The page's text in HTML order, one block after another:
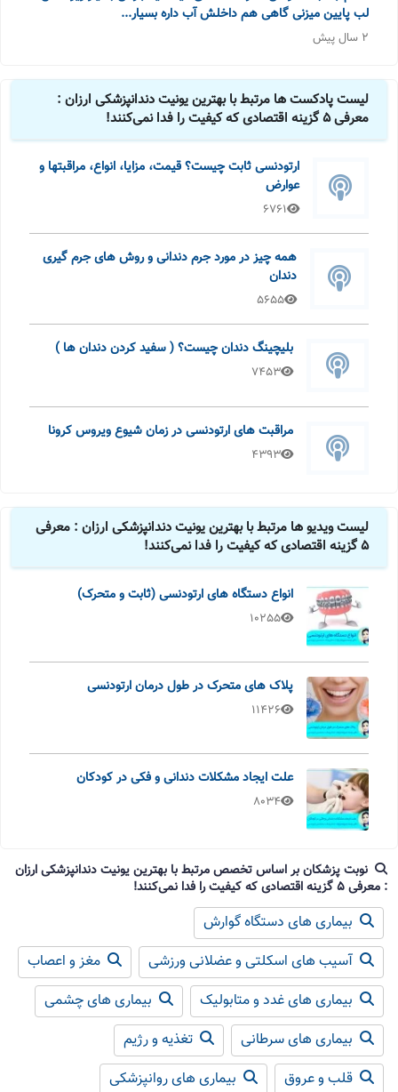
لب پایین میزنی گاهی هم داخلش آب داره بسیار...
2 سال پیش
لیست پادکست ها مرتبط با بهترین یونیت دندانپزشکی ارزان :
معرفی 5 گزینه اقتصادی که کیفیت را فدا نمی‌کنند!
ارتودنسی ثابت چیست؟ قیمت، مزایا، انواع، مراقبتها و
عوارض
6761
همه چیز در مورد جرم دندانی و روش های جرم گیری
دندان
5655
بلیچینگ دندان چیست؟ ( سفید کردن دندان ها )
7453
مراقبت های ارتودنسی در زمان شیوع ویروس کرونا
4393
لیست ویدیو ها مرتبط با بهترین یونیت دندانپزشکی ارزان : معرفی
5 گزینه اقتصادی که کیفیت را فدا نمی‌کنند!
انواع دستگاه های ارتودنسی (ثابت و متحرک)
10255
پلاک های متحرک در طول درمان ارتودنسی
11426
علت ایجاد مشکلات دندانی و فکی در کودکان
8034
نوبت پزشکان بر اساس تخصص مرتبط با بهترین یونیت دندانپزشکی ارزان
: معرفی 5 گزینه اقتصادی که کیفیت را فدا نمی‌کنند!
بیماری های دستگاه گوارش
آسیب های اسکلتی و عضلانی ورزشی
مغز و اعصاب
بیماری های غدد و متابولیک
بیماری های چشمی
بیماری های سرطانی
تغذیه و رژیم
قلب و عروق
بیماری های روانپزشکی